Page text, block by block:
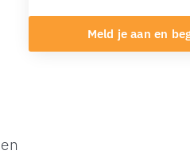
Meld je aan en